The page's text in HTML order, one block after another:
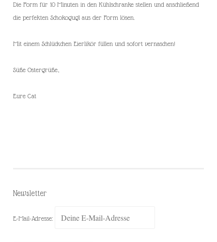
Die Form für 10 Minuten in den Kühlschranke stellen und anschließend
die perfekten Schokogugl aus der Form lösen.
Mit einem Schlückchen Eierlikör füllen und sofort vernaschen!
Süße Ostergrüße,
Eure Cat
Newsletter
E-Mail-Adresse: